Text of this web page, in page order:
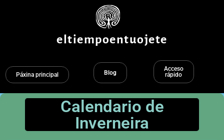
eltiempoentuojete
Páxina principal Blog
Acceso
rápido
Calendario de
Inverneira